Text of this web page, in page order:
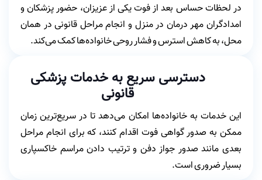
در لحظات حساس بعد از فوت یکی از عزیزان، حضور پزشکان و
امدادگران مهر درمان در منزل و انجام مراحل قانونی در همان
محل، به کاهش استرس و فشار روحی خانواده‌ها کمک می‌کند.
دسترسی سریع به خدمات پزشکی
قانونی
این خدمات به خانواده‌ها امکان می‌دهد تا در سریع‌ترین زمان
ممکن به صدور گواهی فوت اقدام کنند، که برای انجام مراحل
بعدی مانند صدور جواز دفن و ترتیب دادن مراسم خاکسپاری
بسیار ضروری است.